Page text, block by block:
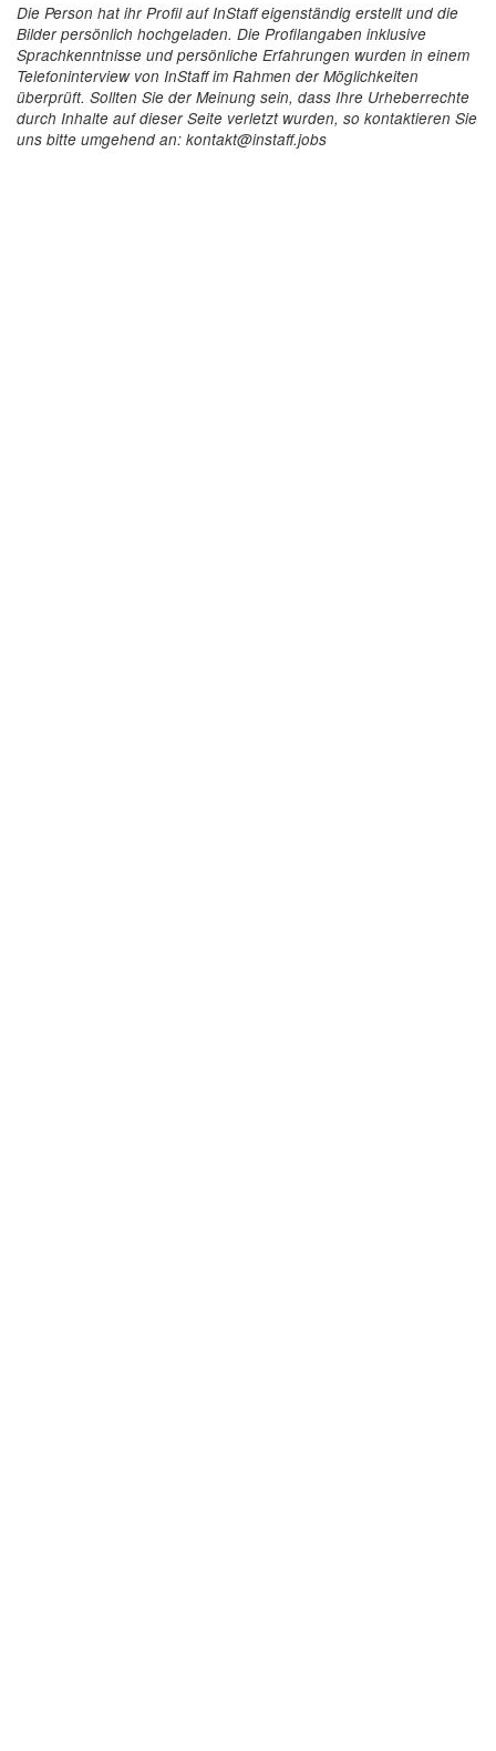
Die Person hat ihr Profil auf InStaff eigenständig erstellt und die
Bilder persönlich hochgeladen. Die Profilangaben inklusive
Sprachkenntnisse und persönliche Erfahrungen wurden in einem
Telefoninterview von InStaff im Rahmen der Möglichkeiten
überprüft. Sollten Sie der Meinung sein, dass Ihre Urheberrechte
durch Inhalte auf dieser Seite verletzt wurden, so kontaktieren Sie
uns bitte umgehend an: kontakt@instaff.jobs